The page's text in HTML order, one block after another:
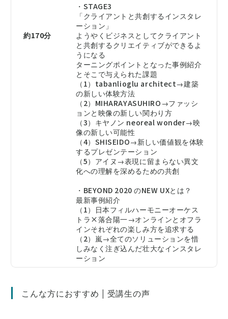
約170分
・STAGE3
「クライアントと共創するインスタレ
ーション」
ようやくビジネスとしてクライアント
と共創するクリエイティブができるよ
うになる
ターニングポイントとなった事例紹介
とそこで与えられた課題
（1）tabanlioglu architect→建築
の新しい体験方法
（2）MIHARAYASUHIRO→ファッシ
ョンと映像の新しい関わり方
（3）キヤノン neoreal wonder→映
像の新しい可能性
（4）SHISEIDO→新しい価値観を体験
するプレゼンテーション
（5）アイヌ→表現に留まらない異文
化への理解を深めるための共創
・BEYOND 2020 のNEW UXとは？
最新事例紹介
（1）日本フィルハーモニーオーケス
トラ×落合陽一→オンラインとオフラ
インそれぞれの楽しみ方を追求する
（2）嵐→全てのソリューションを惜
しみなく注ぎ込んだ壮大なインスタレ
ーション
こんな方におすすめ | 受講生の声